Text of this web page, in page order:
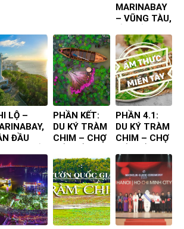
MARINABAY
– VŨNG TÀU,
TIÊN TA ĐẾN
LỘ –
ĐẦU
PHẦN KẾT:
DU KÝ TRÀM
CHIM – CHỢ
THỰC
CHUYẾN ĐI
PHẦN 4.1:
DU KÝ TRÀM
CHIM – CHỢ
THỰC
CHUYẾN ĐI